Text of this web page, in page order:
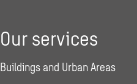
Our services
Buildings and Urban Areas